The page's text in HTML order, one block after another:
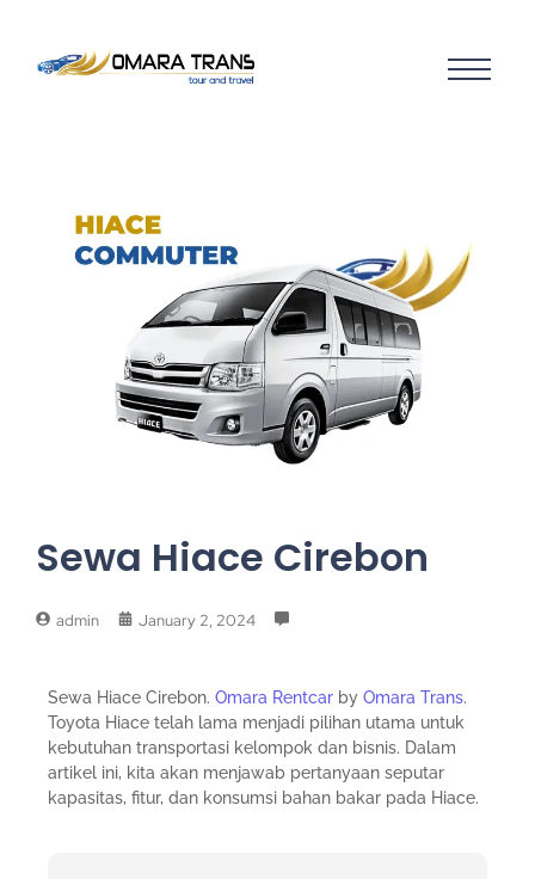
Sewa Hiace Cirebon
admin January 2, 2024
Sewa Hiace Cirebon. Omara Rentcar by Omara Trans.
Toyota Hiace telah lama menjadi pilihan utama untuk
kebutuhan transportasi kelompok dan bisnis. Dalam
artikel ini, kita akan menjawab pertanyaan seputar
kapasitas, fitur, dan konsumsi bahan bakar pada Hiace.